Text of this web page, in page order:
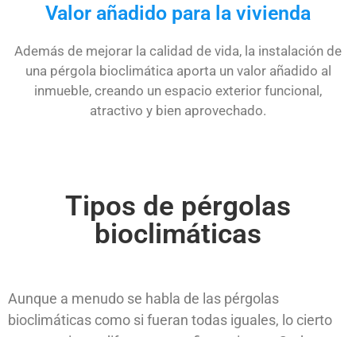
Valor añadido para la vivienda
Además de mejorar la calidad de vida, la instalación de
una pérgola bioclimática aporta un valor añadido al
inmueble, creando un espacio exterior funcional,
atractivo y bien aprovechado.
Tipos de pérgolas
bioclimáticas
Aunque a menudo se habla de las pérgolas
bioclimáticas como si fueran todas iguales, lo cierto